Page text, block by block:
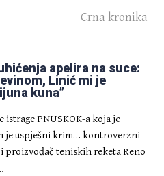
Crna kronika
apelira na suce:
Linić mi je
kuna”
PNUSKOK-a koja je
je uspješni krim… kontroverzni
proizvođač teniskih reketa Reno